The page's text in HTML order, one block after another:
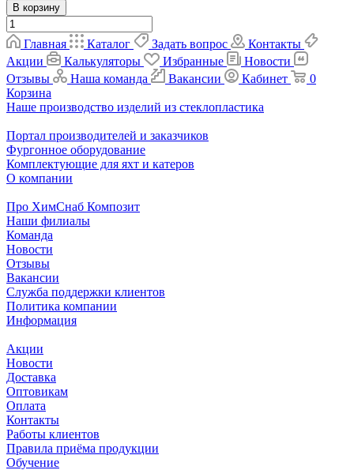
В корзину
Главная Каталог Задать вопрос
Контакты
Акции
Калькуляторы Избранные
Новости
Отзывы
Наша команда Вакансии Кабинет
0
Корзина
Наше производство изделий из стеклопластика
Портал производителей и заказчиков
Фургонное оборудование
Комплектующие для яхт и катеров
О компании
Про ХимСнаб Композит
Наши филиалы
Команда
Новости
Отзывы
Вакансии
Служба поддержки клиентов
Политика компании
Информация
Акции
Новости
Доставка
Оптовикам
Оплата
Контакты
Работы клиентов
Правила приёма продукции
Обучение